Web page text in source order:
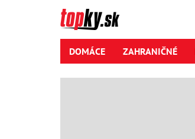
DOMÁCE ZAHRANIČNÉ